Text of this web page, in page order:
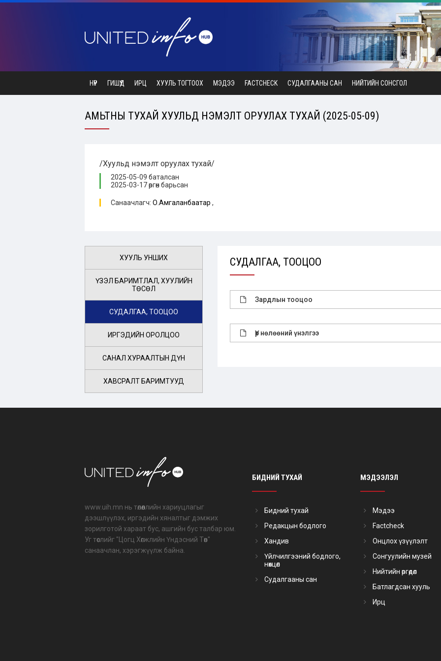
НҮҮР ГИШҮҮД ИРЦ ХУУЛЬ ТОГТООХ МЭДЭЭ FACTCHECK СУДАЛГААНЫ САН НИЙТИЙН СОНСГОЛ
АМЬТНЫ ТУХАЙ ХУУЛЬД НЭМЭЛТ ОРУУЛАХ ТУХАЙ (2025-05-09)
/Хуульд нэмэлт оруулах тухай/
2025-05-09 баталсан
2025-03-17 өргөн барьсан
Санаачлагч: О.Амгаланбаатар ,
ХУУЛЬ УНШИХ
ҮЗЭЛ БАРИМТЛАЛ, ХУУЛИЙН
ТӨСӨЛ
СУДАЛГАА, ТООЦОО
ИРГЭДИЙН ОРОЛЦОО
САНАЛ ХУРААЛТЫН ДҮН
ХАВСРАЛТ БАРИМТУУД
СУДАЛГАА, ТООЦОО
Зардлын тооцоо
Үр нөлөөний үнэлгээ
www.uih.mn нь төлөөллийн хариуцлагыг
дээшлүүлэх, иргэдийн хяналтыг дэмжих
зорилготой хараат бус, ашгийн бус талбар юм.
Уг төслийг "Цогц Хөгжлийн Үндэсний Төв"
санаачлан, хэрэгжүүлж байна.
БИДНИЙ ТУХАЙ
Бидний тухай
Редакцын бодлого
Хандив
Үйлчилгээний бодлого,
нөхцөл
Судалгааны сан
МЭДЭЭЛЭЛ
Мэдээ
Factcheck
Онцлох үзүүлэлт
Сонгуулийн музей
Нийтийн өргөдөл
Батлагдсан хууль
Ирц